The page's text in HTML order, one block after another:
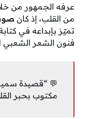
عرفه الجمهور من
من القلب، إذ كان
تميّز بإبداعه في
فنون الشعر الشعبي
💬 “قصيدة
مكتوب بحبر